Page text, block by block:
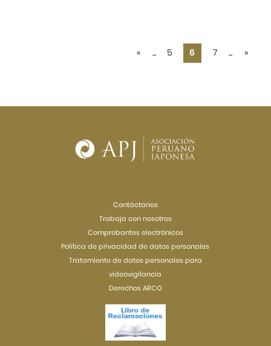
« ... 5 6 7 ... »
Contáctanos
Trabaja con nosotros
Comprobantes electrónicos
Política de privacidad de datos personales
Tratamiento de datos personales para
videovigilancia
Derechos ARCO